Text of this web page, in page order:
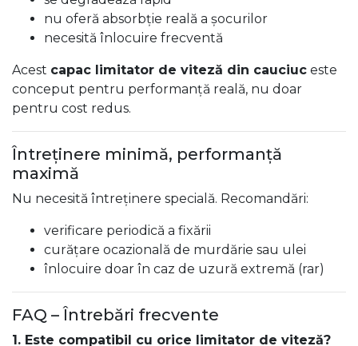
nu oferă absorbție reală a șocurilor
necesită înlocuire frecventă
Acest capac limitator de viteză din cauciuc este
conceput pentru performanță reală, nu doar
pentru cost redus.
Întreținere minimă, performanță
maximă
Nu necesită întreținere specială. Recomandări:
verificare periodică a fixării
curățare ocazională de murdărie sau ulei
înlocuire doar în caz de uzură extremă (rar)
FAQ – Întrebări frecvente
1. Este compatibil cu orice limitator de viteză?